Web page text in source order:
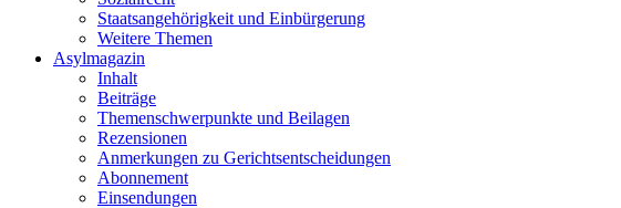
Staatsangehörigkeit und Einbürgerung
Weitere Themen
Asylmagazin
Inhalt
Beiträge
Themenschwerpunkte und Beilagen
Rezensionen
Anmerkungen zu Gerichtsentscheidungen
Abonnement
Einsendungen